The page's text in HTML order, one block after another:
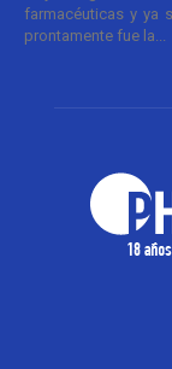
farmacéuticas y ya
prontamente fue la...